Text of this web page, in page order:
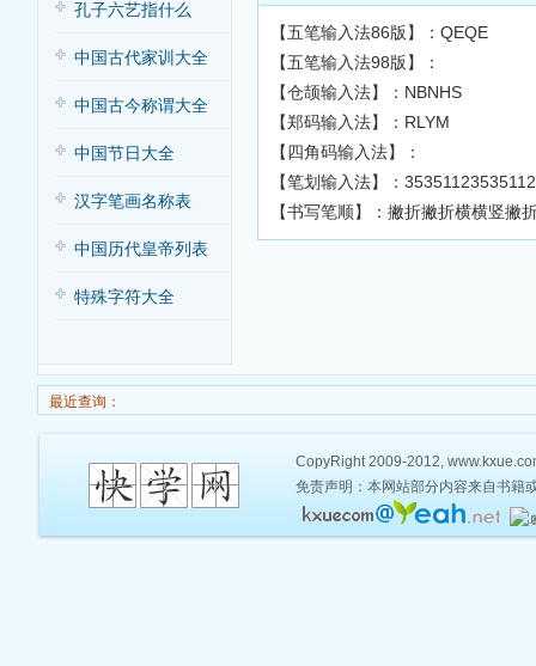
孔子六艺指什么
中国古代家训大全
中国古今称谓大全
中国节日大全
汉字笔画名称表
中国历代皇帝列表
特殊字符大全
【五笔输入法86版】：QEQE
【五笔输入法98版】：
【仓颉输入法】：NBNHS
【郑码输入法】：RLYM
【四角码输入法】：
【笔划输入法】：
【书写笔顺】：撇折撇折横横竖撇
最近查询：
CopyRight 2009-2012,
免责声明：本网站部分内容来自书籍